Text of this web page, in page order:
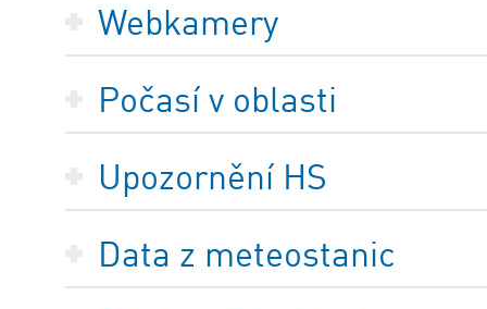
Webkamery
Počasí v oblasti
Upozornění HS
Data z meteostanic